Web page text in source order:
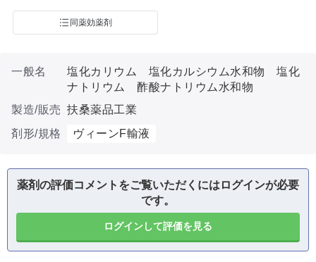
同薬効薬剤
一般名
塩化カリウム 塩化カルシウム水和物 塩化
ナトリウム 酢酸ナトリウム水和物
製造/販売 扶桑薬品工業
剤形/規格
ヴィーンF輸液
薬剤の評価コメントをご覧いただくにはログインが必要
です。
ログインして評価を見る